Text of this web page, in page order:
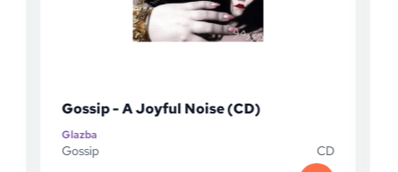
Gossip - A Joyful Noise (CD)
Glazba
Gossip
CD